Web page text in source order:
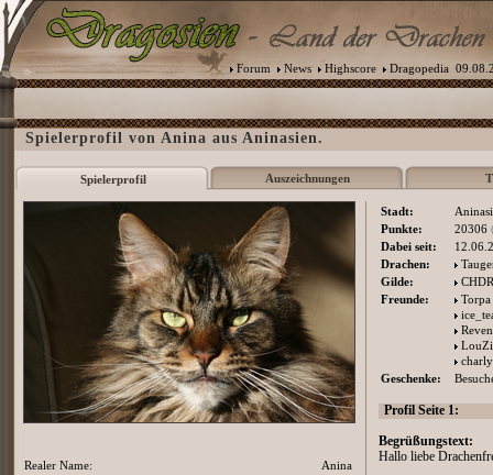
Forum News Highscore Dragopedia
Spielerprofil von Anina aus Aninasien.
Spielerprofil Auszeichnungen
Stadt:
Punkte:
20306
Dabei seit:
Drachen:
Gilde:
Freunde:
Torpa
Geschenke:
Profil Seite 1:
Begrüßungstext:
Hallo liebe
Realer Name:
Anina